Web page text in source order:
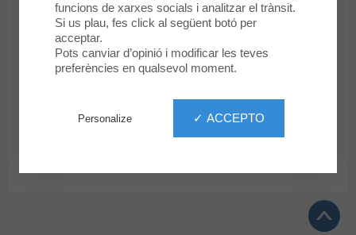
Si has perdut algun objecte, si us plau, dirigeix-te al punt
funcions de xarxes socials i analitzar el trànsit.
Si us plau, fes click al següent botó per
acceptar.
Pots canviar d’opinió i modificar les teves
preferències en qualsevol moment.
✓ ACCEPTO
Personalize